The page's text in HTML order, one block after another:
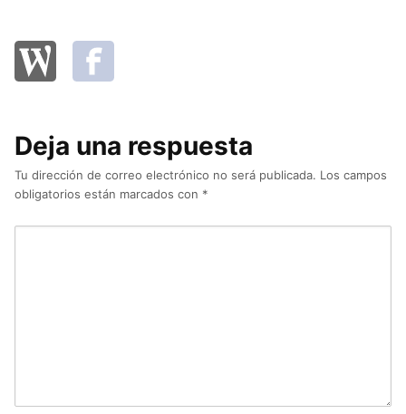
Deja una respuesta
Tu dirección de correo electrónico no será publicada. Los campos
obligatorios están marcados con *